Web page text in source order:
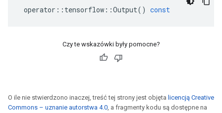
operator :: tensorflow ::Output() const
Czy te wskazówki były pomocne?
O ile nie stwierdzono inaczej, treść tej strony jest objęta licencją Creative
Commons – uznanie autorstwa 4.0, a fragmenty kodu są dostępne na